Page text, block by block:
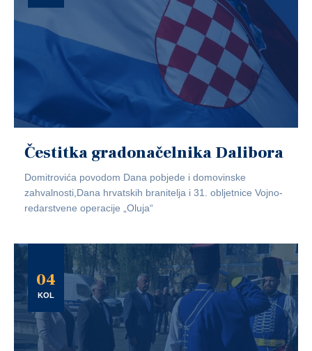
Čestitka gradonačelnika Dalibora
Domitrovića povodom Dana pobjede i domovinske
zahvalnosti,Dana hrvatskih branitelja i 31. obljetnice Vojno-
redarstvene operacije „Oluja“
04
KOL